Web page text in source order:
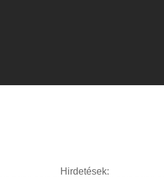
Hirdetések: